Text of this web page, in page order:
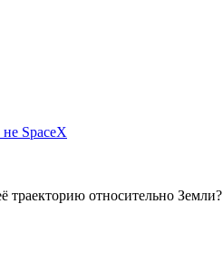
SpaceX
траекторию относительно Земли?